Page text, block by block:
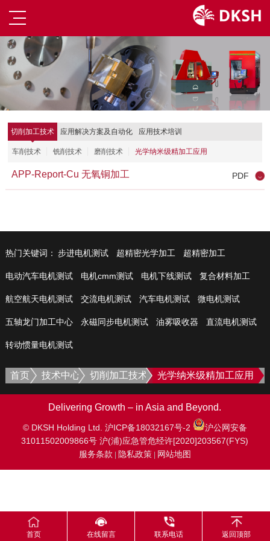
切削加工技术
车削技术 铣削技术 磨削技术 光学纳米级精加工应用
应用解决方案及自动化 应用技术培训
APP-Report-Cu 无氧铜加工 PDF
热门关键词： 步进电机测试 超精密光学加工 超精密加工
电动汽车电机测试 电机cmm测试 电机下线测试 复合材料加工
航空航天电机测试 交流电机测试 汽车电机测试 微电机测试
五轴龙门加工中心 永磁同步电机测试 油雾吸收器 直流电机测试
转动惯量电机测试
首页 技术中心 切削加工技术 光学纳米级精加工应用
Delivering Growth – in Asia and Beyond.
© DKSH Holding Ltd. 沪ICP备18032167号-2
沪公网安备
31011502009866号 沪(浦)应急管危经许[2020]203567(FYS)
服务条款
隐私政策 网站地图
首页 在线留言 联系电话 返回顶部